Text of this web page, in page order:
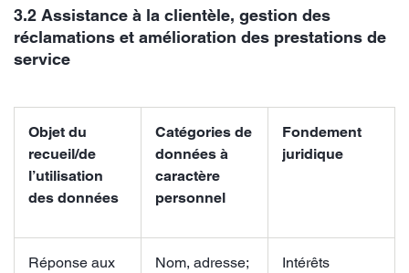
3.2 Assistance à la clientèle, gestion des
réclamations et amélioration des prestations de
service
Objet du
recueil/de
l’utilisation
des données
Catégories de
données à
caractère
personnel
Fondement
juridique
Réponse aux
Nom, adresse;
Intérêts